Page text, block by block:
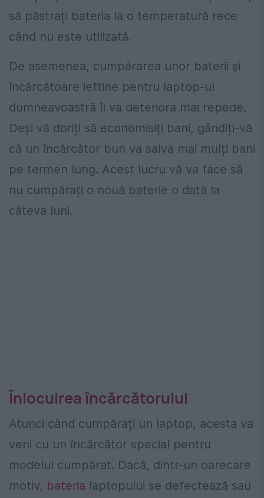
să păstrați bateria la o temperatură rece
când nu este utilizată.
De asemenea, cumpărarea unor baterii și
încărcătoare ieftine pentru laptop-ul
dumneavoastră îl va deteriora mai repede.
Deși vă doriți să economisiți bani, gândiți-vă
că un încărcător bun va salva mai mulți bani
pe termen lung. Acest lucru vă va face să
nu cumpărați o nouă baterie o dată la
câteva luni.
Înlocuirea încărcătorului
Atunci când cumpărați un laptop, acesta va
veni cu un încărcător special pentru
modelul cumpărat. Dacă, dintr-un oarecare
motiv, bateria laptopului se defectează sau